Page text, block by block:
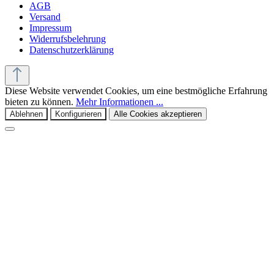
AGB
Versand
Impressum
Widerrufsbelehrung
Datenschutzerklärung
Diese Website verwendet Cookies, um eine bestmögliche Erfahrung
bieten zu können. Mehr Informationen ...
Ablehnen Konfigurieren Alle Cookies akzeptieren